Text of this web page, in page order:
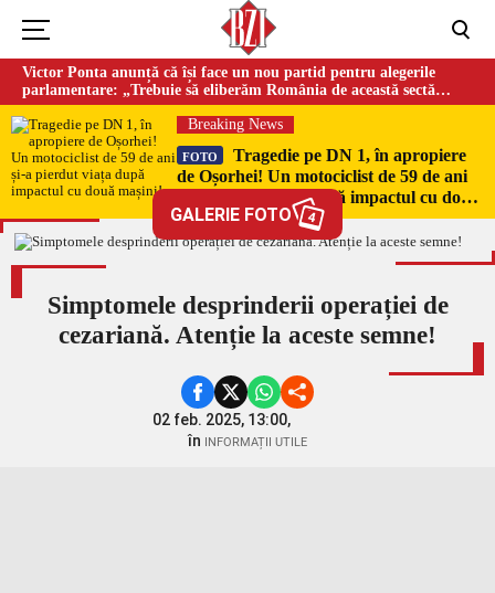
Victor Ponta anunță că își face un nou partid pentru alegerile
parlamentare: „Trebuie să eliberăm România de această sectă
globalistă”
Breaking News
FOTO
Tragedie pe DN 1, în apropiere
de Oșorhei! Un motociclist de 59 de ani
și-a pierdut viața după impactul cu două
mașini!
GALERIE FOTO 4
Simptomele desprinderii operației de
cezariană. Atenție la aceste semne!
02 feb. 2025, 13:00,
în INFORMAȚII UTILE